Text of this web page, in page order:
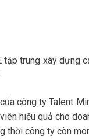
tập trung xây dựng
công ty Talent
hiệu quả cho
thời công ty còn